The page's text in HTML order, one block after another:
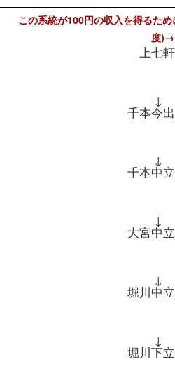
この系統が100円の収入を得るた
度
上七軒
↓
千本今
↓
千本中
↓
大宮中
↓
堀川中
↓
堀川下